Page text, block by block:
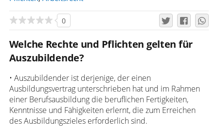
0
Welche Rechte und Pflichten gelten für
Auszubildende?
• Auszubildender ist derjenige, der einen
Ausbildungsvertrag unterschrieben hat und im Rahmen
einer Berufsausbildung die beruflichen Fertigkeiten,
Kenntnisse und Fähigkeiten erlernt, die zum Erreichen
des Ausbildungszieles erforderlich sind.